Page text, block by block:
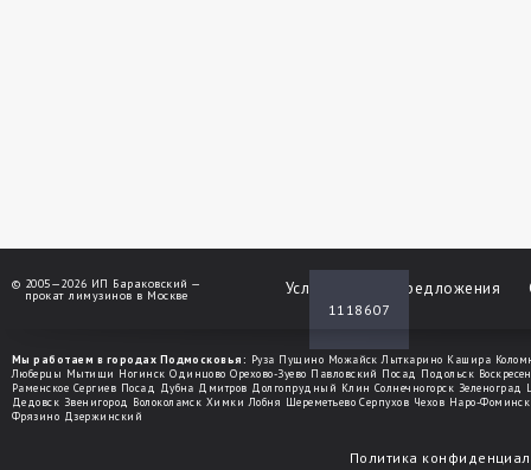
Услуги Спецпредложения
1118607
© 2005—2026 ИП Бараковский —
прокат лимузинов в Москве
Мы работаем в городах Подмосковья: Руза Пущино Можайск Лыткарино Кашира
Люберцы Мытищи Ногинск Одинцово Орехово-Зуево Павловский Посад Подольск
Раменское Сергиев Посад Дубна Дмитров Долгопрудный Клин Солнечногорск Зеленоград
Дедовск Звенигород Волоколамск Химки Лобня Шереметьево Серпухов Чехов Наро-Фоминск
Фрязино Дзержинский
Политика